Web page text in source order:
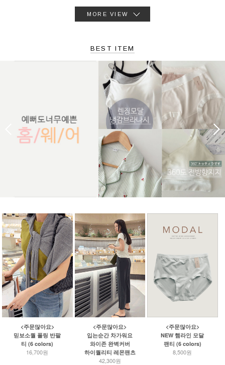
MORE VIEW
BEST ITEM
<주문많아요>
믿보소퀄 폴링 반팔
티 (6 colors)
16,700원
<주문많아요>
입는순간 차가워요
와이존 완벽커버
하이퀄리티 레몬팬츠
42,300원
<주문많아요>
NEW 햄라인 모달
팬티 (6 colors)
8,500원